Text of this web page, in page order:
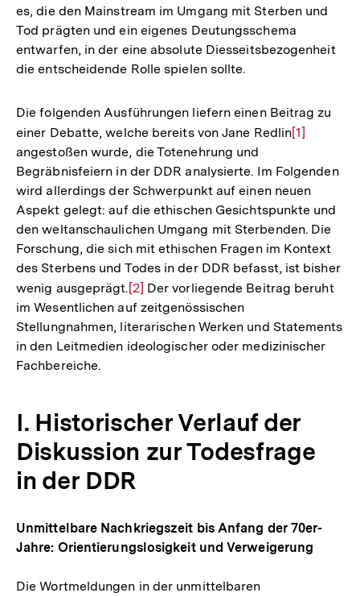
es, die den Mainstream im Umgang mit Sterben und
Tod prägten und ein eigenes Deutungsschema
entwarfen, in der eine absolute Diesseitsbezogenheit
die entscheidende Rolle spielen sollte.
Die folgenden Ausführungen liefern einen Beitrag zu
einer Debatte, welche bereits von Jane RedlinZur
der
Fußnote
[1]
angestoßen wurde, die Totenehrung und
Begräbnisfeiern in der DDR analysierte. Im Folgenden
wird allerdings der Schwerpunkt auf einen neuen
Aspekt gelegt: auf die ethischen Gesichtspunkte und
den weltanschaulichen Umgang mit Sterbenden. Die
Forschung, die sich mit ethischen Fragen im Kontext
des Sterbens und Todes in der DDR befasst, ist bisher
wenig ausgeprägt.Zur
Auflösung
der
Fußnote
[2] Der vorliegende Beitrag beruht
im Wesentlichen auf zeitgenössischen
Stellungnahmen, literarischen Werken und Statements
in den Leitmedien ideologischer oder medizinischer
Fachbereiche.
I. Historischer Verlauf der
Diskussion zur Todesfrage
in der DDR
Unmittelbare Nachkriegszeit bis Anfang der 70er-
Jahre: Orientierungslosigkeit und Verweigerung
Die Wortmeldungen in der unmittelbaren